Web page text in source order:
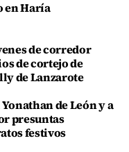
en Haría
de corredor
de cortejo de
de Lanzarote
de León y a
presuntas
festivos